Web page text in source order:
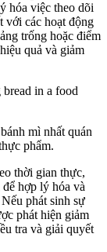
hóa việc theo dõi
với các hoạt động
trống hoặc điểm
quả và giảm
mì nhất quán
phẩm.
thời gian thực,
hợp lý hóa và
phát sinh sự
phát hiện giảm
tra và giải quyết